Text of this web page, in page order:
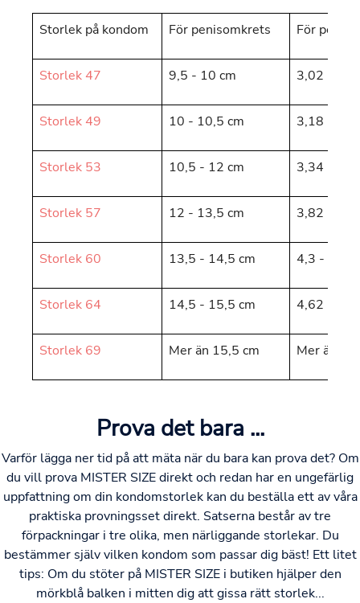
Storlek på kondom För penisomkrets För
Storlek 47 9,5 - 10 cm 3,02 -
Storlek 49 10 - 10,5 cm 3,18 -
Storlek 53 10,5 - 12 cm 3,34 -
Storlek 57 12 - 13,5 cm 3,82 - 4,3
Storlek 60 13,5 - 14,5 cm 4,3 - 4,62
Storlek 64 14,5 - 15,5 cm 4,62 -
Storlek 69 Mer än 15,5 cm Mer än
Prova det bara ...
Varför lägga ner tid på att mäta när du bara kan prova det? Om
du vill prova MISTER SIZE direkt och redan har en ungefärlig
uppfattning om din kondomstorlek kan du beställa ett av våra
praktiska provningsset direkt. Satserna består av tre
förpackningar i tre olika, men närliggande storlekar. Du
bestämmer själv vilken kondom som passar dig bäst! Ett litet
tips: Om du stöter på MISTER SIZE i butiken hjälper den
mörkblå balken i mitten dig att gissa rätt storlek...